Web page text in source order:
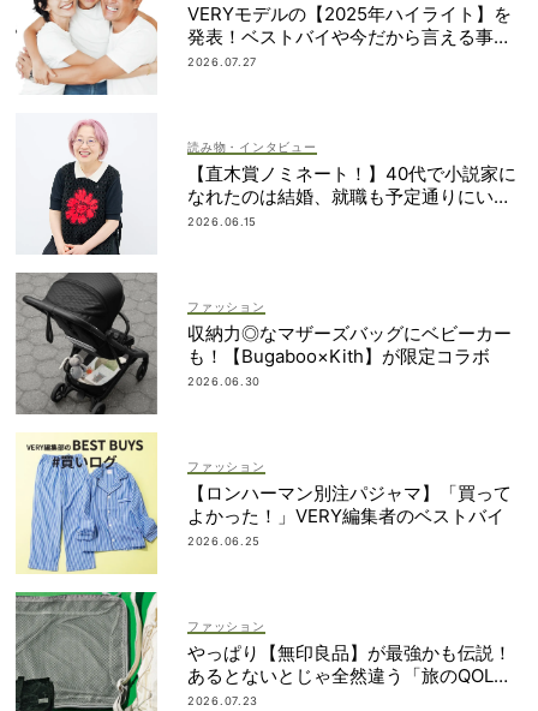
VERYモデルの【2025年ハイライト】を
発表！ベストバイや今だから言える事件
簿も大公開
2026.07.27
読み物・インタビュー
【直木賞ノミネート！】40代で小説家に
なれたのは結婚、就職も予定通りにいか
なかったから｜朝倉かすみさん
2026.06.15
ファッション
収納力◎なマザーズバッグにベビーカー
も！【Bugaboo×Kith】が限定コラボ
2026.06.30
ファッション
【ロンハーマン別注パジャマ】「買って
よかった！」VERY編集者のベストバイ
2026.06.25
ファッション
やっぱり【無印良品】が最強かも伝説！
あるとないとじゃ全然違う「旅のQOL爆
上げアイテム」
2026.07.23